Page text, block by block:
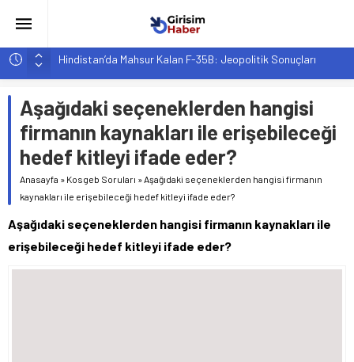
Hindistan’da Mahsur Kalan F-35B: Jeopolitik Sonuçları
Yapay Zeka Destekli Asistanlar: Elon Musk’tan Romantik Bir
Hamle mi?
Girişimcilik ve Yaşam Tarzı: Şehir Değişiminin Nedenleri ve
Etkileri
YZ ile Tüketici Girişimciliği: Yeni Sosyal Bağlantılar
Girişimciler İçin MYK Belgeli Personel İstihdamı Neden Artık
Bir Tercih Değil, Zorunluluk?
Aşağıdaki seçeneklerden hangisi
firmanın kaynakları ile erişebileceği
hedef kitleyi ifade eder?
Anasayfa » Kosgeb Soruları »Aşağıdaki seçeneklerden hangisi firmanın
kaynakları ile erişebileceği hedef kitleyi ifade eder?
Aşağıdaki seçeneklerden hangisi firmanın kaynakları ile
erişebileceği hedef kitleyi ifade eder?